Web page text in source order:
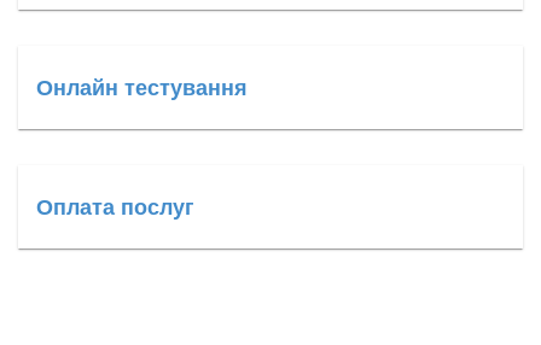
Онлайн тестування
Оплата послуг